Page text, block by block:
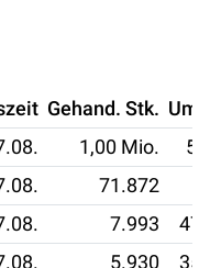
Gehand. Stk.
1,00 Mio.
71.872
7.993
5.930